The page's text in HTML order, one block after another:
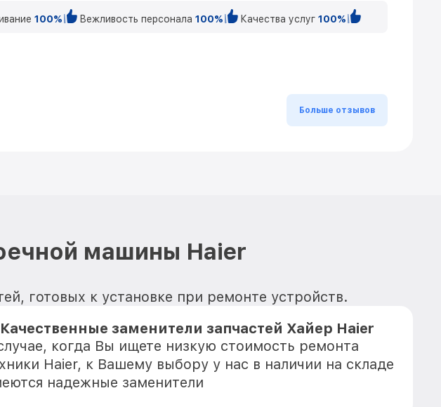
100% Вежливость персонала 100% Качества услуг 100%
Больше отзывов
машины Haier
готовых к установке при ремонте устройств.
Качественные заменители запчастей Хайер Haier
когда Вы ищете низкую стоимость ремонта
Haier, к Вашему выбору у нас в наличии на складе
надежные заменители